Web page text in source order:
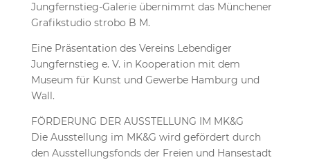
Jungfernstieg-Galerie übernimmt das Münchener
Grafikstudio strobo B M.
Eine Präsentation des Vereins Lebendiger
Jungfernstieg e. V. in Kooperation mit dem
Museum für Kunst und Gewerbe Hamburg und
Wall.
FÖRDERUNG DER AUSSTELLUNG IM MK&G
Die Ausstellung im MK&G wird gefördert durch
den Ausstellungsfonds der Freien und Hansestadt